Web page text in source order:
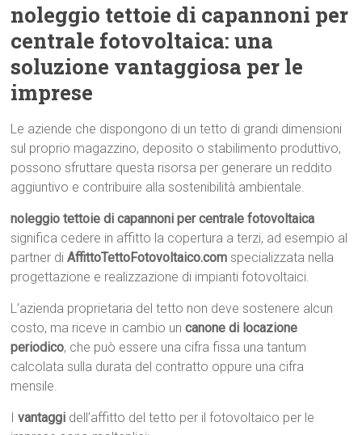
noleggio tettoie di capannoni per
centrale fotovoltaica: una
soluzione vantaggiosa per le
imprese
Le aziende che dispongono di un tetto di grandi dimensioni
sul proprio magazzino, deposito o stabilimento produttivo,
possono sfruttare questa risorsa per generare un reddito
aggiuntivo e contribuire alla sostenibilità ambientale.
noleggio tettoie di capannoni per centrale fotovoltaica
significa cedere in affitto la copertura a terzi, ad esempio al
partner diAffittoTettoFotovoltaico.com specializzata nella
progettazione e realizzazione di impianti fotovoltaici.
L’azienda proprietaria del tetto non deve sostenere alcun
costo, ma riceve in cambio uncanone di locazione
periodico, che può essere una cifra fissa una tantum
calcolata sulla durata del contratto oppure una cifra
mensile.
Ivantaggi dell’affitto del tetto per il fotovoltaico per le